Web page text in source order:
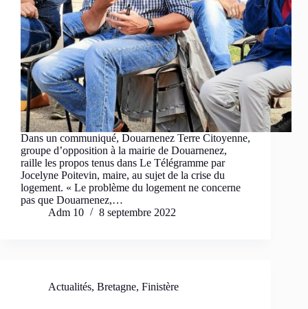
Dans un communiqué, Douarnenez Terre Citoyenne,
groupe d’opposition à la mairie de Douarnenez,
raille les propos tenus dans Le Télégramme par
Jocelyne Poitevin, maire, au sujet de la crise du
logement. « Le problème du logement ne concerne
pas que Douarnenez,…
Adm 10
8 septembre 2022
Actualités, Bretagne, Finistère